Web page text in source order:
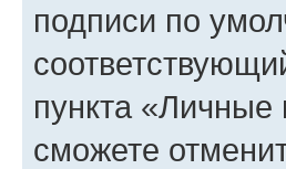
подписи по
пункта «Личные
сможете